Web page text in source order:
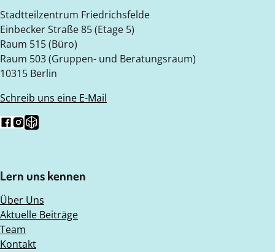
Stadtteilzentrum Friedrichsfelde
Einbecker Straße 85 (Etage 5)
Raum 515 (Büro)
Raum 503 (Gruppen- und Beratungsraum)
10315 Berlin
Schreib uns eine E-Mail
Folg uns auf Facebook
Folg uns auf Instagram
Folge uns auf Nebenan.de
Lern uns kennen
Über Uns
Aktuelle Beiträge
Team
Kontakt